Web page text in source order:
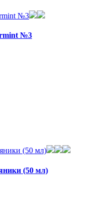
№3
(50 мл)